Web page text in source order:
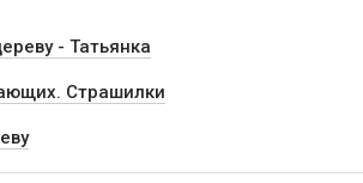
- Татьянка
Страшилки